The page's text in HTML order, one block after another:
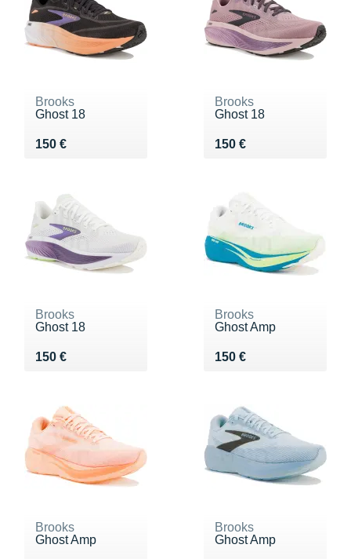
Brooks
Ghost 18
150 €
Vendu 150 €
Brooks
Ghost 18
150 €
Vendu 150 €
Brooks
Ghost 18
150 €
Vendu 150 €
Brooks
Ghost Amp
150 €
Vendu 150 €
Brooks
Ghost Amp
Brooks
Ghost Amp